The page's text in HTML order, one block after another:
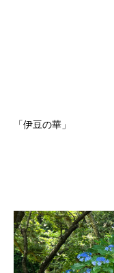
「伊豆の華」